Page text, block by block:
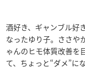
酒好き、ギャンブル好
なったゆり子。ささや
ゃんのヒモ体質改善を
て、ちょっと“ダメ”に